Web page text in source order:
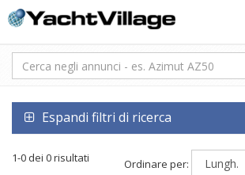
Espandi filtri di ricerca
1-0 dei 0 risultati Ordinare per: